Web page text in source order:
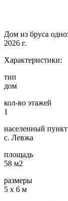
Дом из бруса
2026 г.
Характеристики:
тип
дом
кол-во этажей
1
населенный пункт
с. Левжа
площадь
58 м2
размеры
5 х 6 м